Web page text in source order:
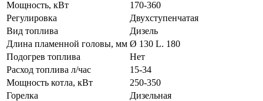
Мощность, кВт
170-360
Регулировка
Двухступенчатая
Вид топлива
Дизель
Длина пламенной головы, мм Ø 130 L. 180
Подогрев топлива
Нет
Расход топлива л/час
15-34
Мощность котла, кВт
250-350
Горелка
Дизельная